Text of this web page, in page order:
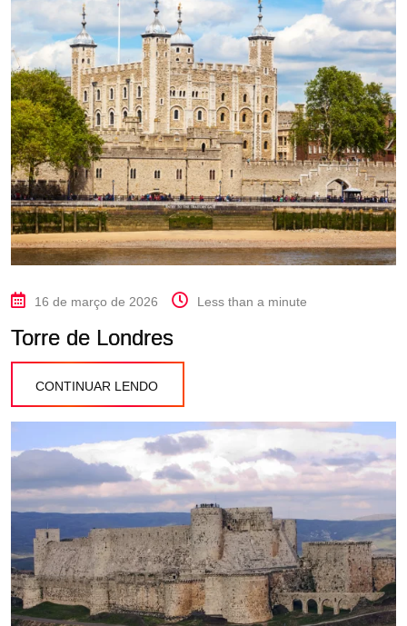
16 de março de 2026 Less than a minute
Torre de Londres
CONTINUAR LENDO